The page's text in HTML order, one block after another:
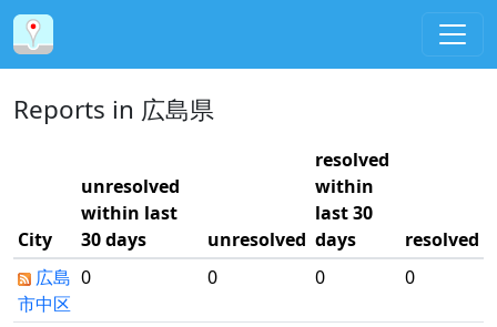
Reports in 広島県
City
unresolved
within last
30 days
unresolved
resolved
within
last 30
days
resolved
広島
市中区
0 0 0 0